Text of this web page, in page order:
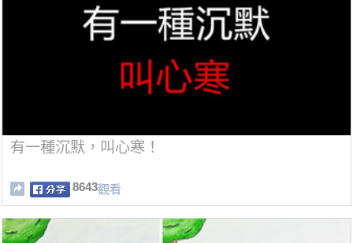
有一種沉默，叫心寒！
8643觀看